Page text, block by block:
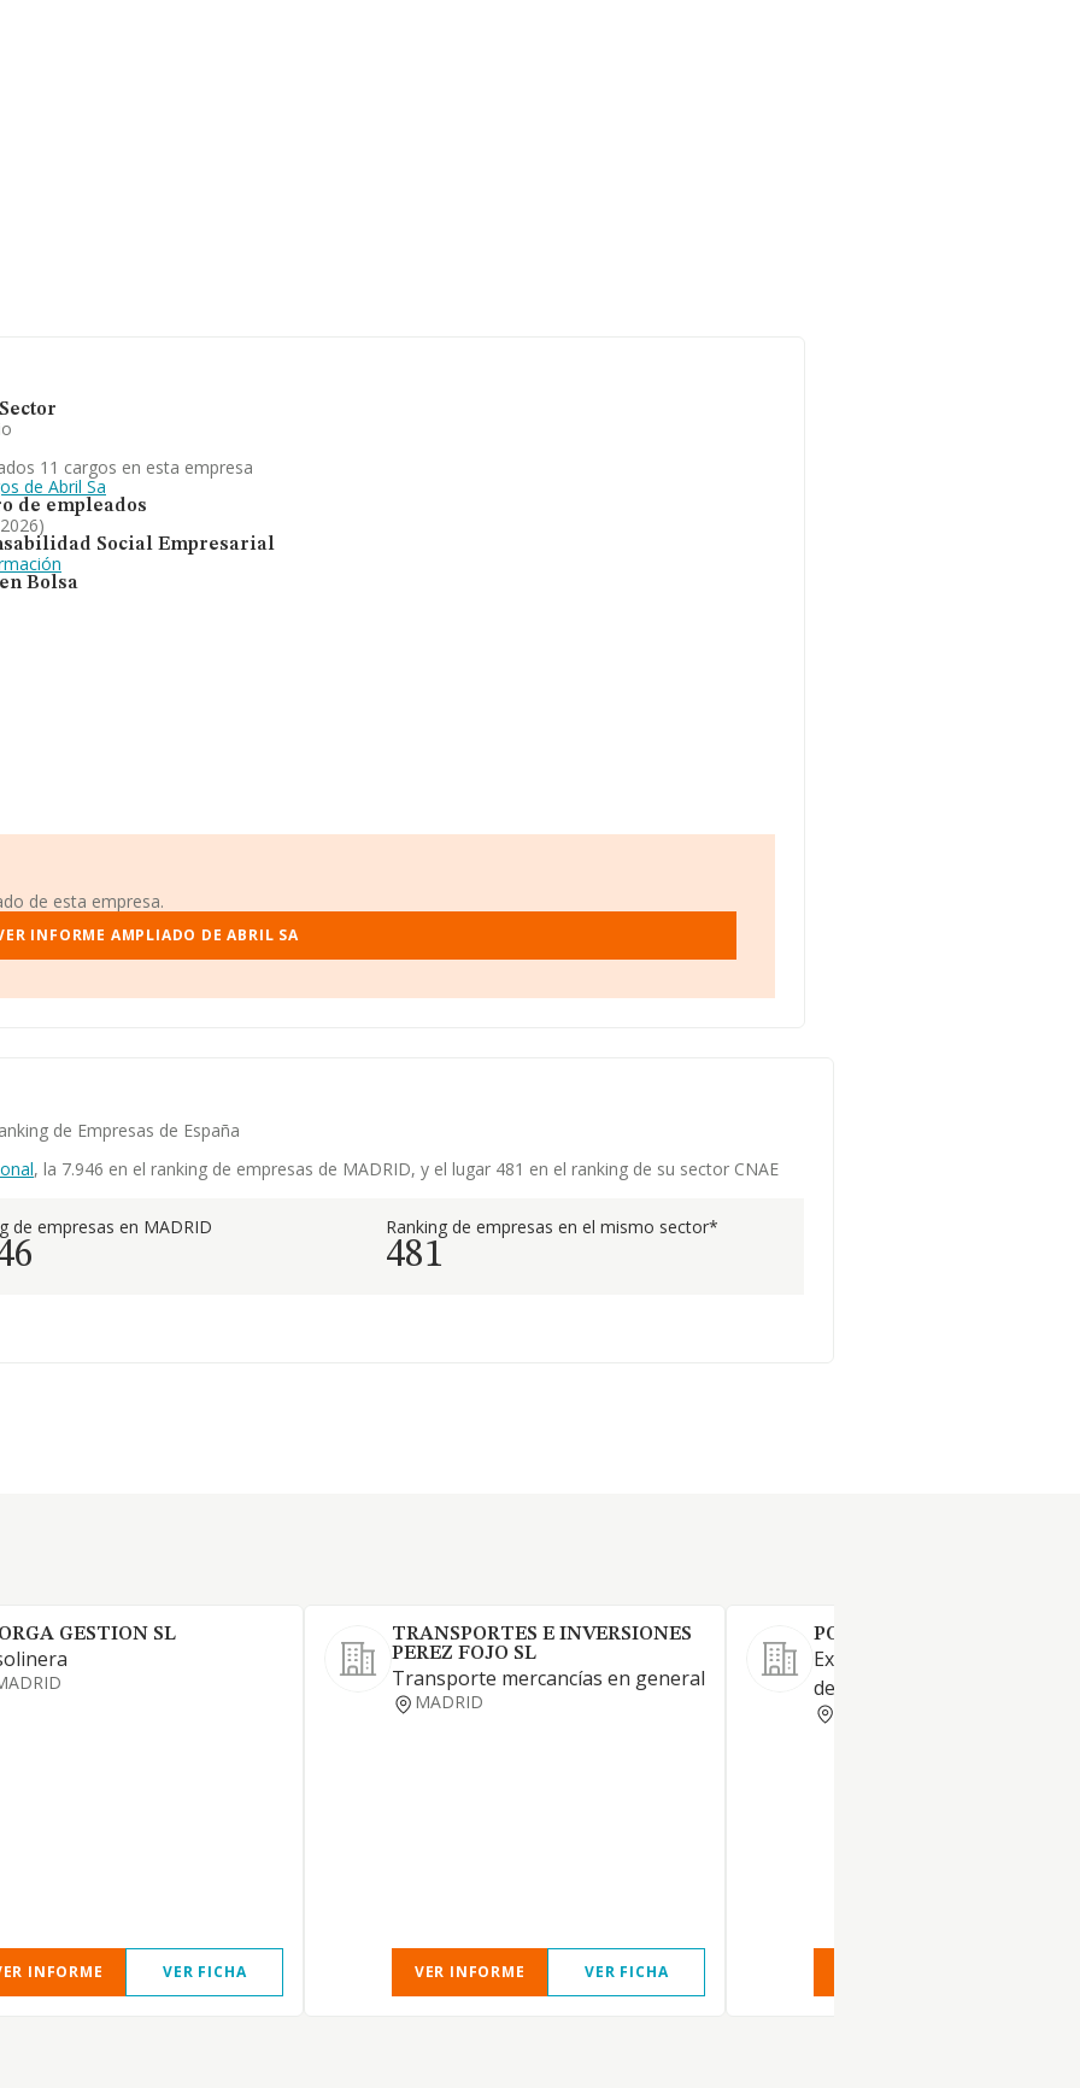
11 cargos en esta empresa
de Abril Sa
de empleados
Social Empresarial
Bolsa
de esta empresa.
INFORME AMPLIADO DE ABRIL SA
de Empresas de España
, la 7.946 en el ranking de empresas de MADRID, y el lugar 481 en el ranking de su sector CNAE
de empresas en MADRID Ranking de empresas en el mismo sector*
481
GESTION SL
INFORME VER FICHA
TRANSPORTES E INVERSIONES
PEREZ FOJO SL
Transporte mercancías en general
MADRID
VER INFORME VER FICHA
POZA CASADO SL
Explotación y gestión de
de servicio.